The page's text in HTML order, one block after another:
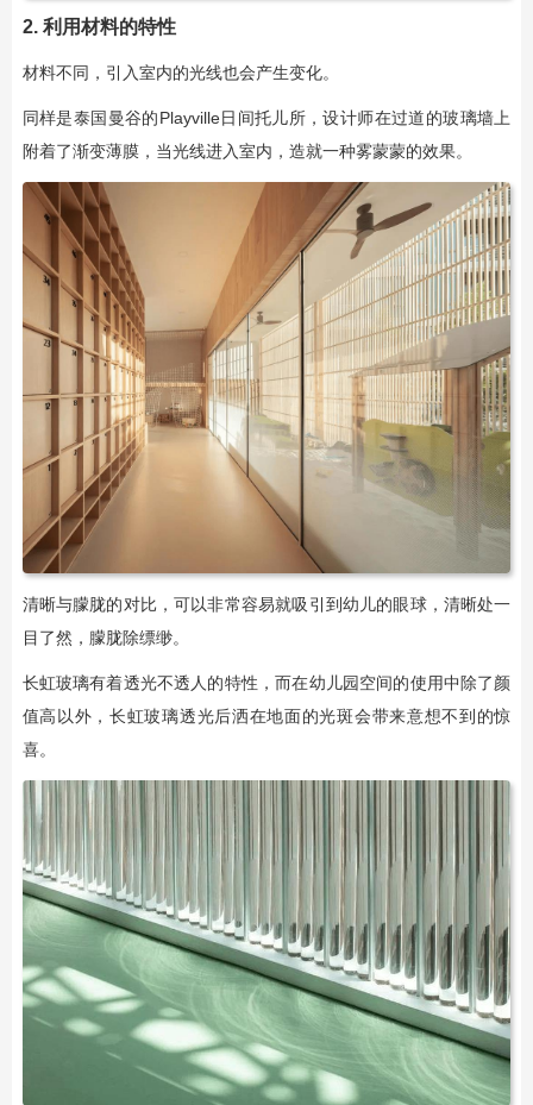
2. 利用材料的特性
材料不同，引入室内的光线也会产生变化。
同样是泰国曼谷的Playville日间托儿所，设计师在过道的玻璃墙上
附着了渐变薄膜，当光线进入室内，造就一种雾蒙蒙的效果。
清晰与朦胧的对比，可以非常容易就吸引到幼儿的眼球，清晰处一
目了然，朦胧除缥缈。
长虹玻璃有着透光不透人的特性，而在幼儿园空间的使用中除了颜
值高以外，长虹玻璃透光后洒在地面的光斑会带来意想不到的惊
喜。